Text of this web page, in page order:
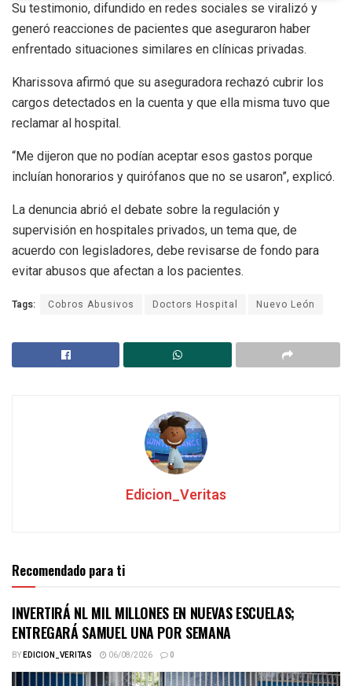
Su testimonio, difundido en redes sociales se viralizó y
generó reacciones de pacientes que aseguraron haber
enfrentado situaciones similares en clínicas privadas.
Kharissova afirmó que su aseguradora rechazó cubrir los
cargos detectados en la cuenta y que ella misma tuvo que
reclamar al hospital.
“Me dijeron que no podían aceptar esos gastos porque
incluían honorarios y quirófanos que no se usaron”, explicó.
La denuncia abrió el debate sobre la regulación y
supervisión en hospitales privados, un tema que, de
acuerdo con legisladores, debe revisarse de fondo para
evitar abusos que afectan a los pacientes.
Tags: Cobros Abusivos Doctors Hospital Nuevo León
Edicion_Veritas
Recomendado para ti
INVERTIRÁ NL MIL MILLONES EN NUEVAS ESCUELAS;
ENTREGARÁ SAMUEL UNA POR SEMANA
BYEDICION_VERITAS 06/08/2026 0